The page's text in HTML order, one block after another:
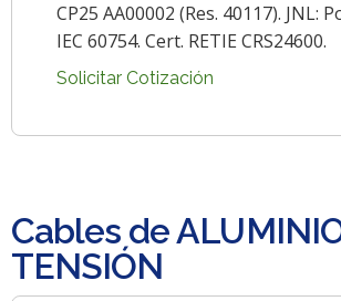
CP25 AA00002 (Res. 40117). JNL:
IEC 60754. Cert. RETIE CRS24600.
Solicitar Cotización
Cables de
TENSIÓN